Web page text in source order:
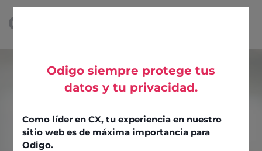
Odigo siempre protege tus
datos y tu privacidad.
Como líder en CX, tu experiencia en nuestro
sitio web es de máxima importancia para
Odigo.